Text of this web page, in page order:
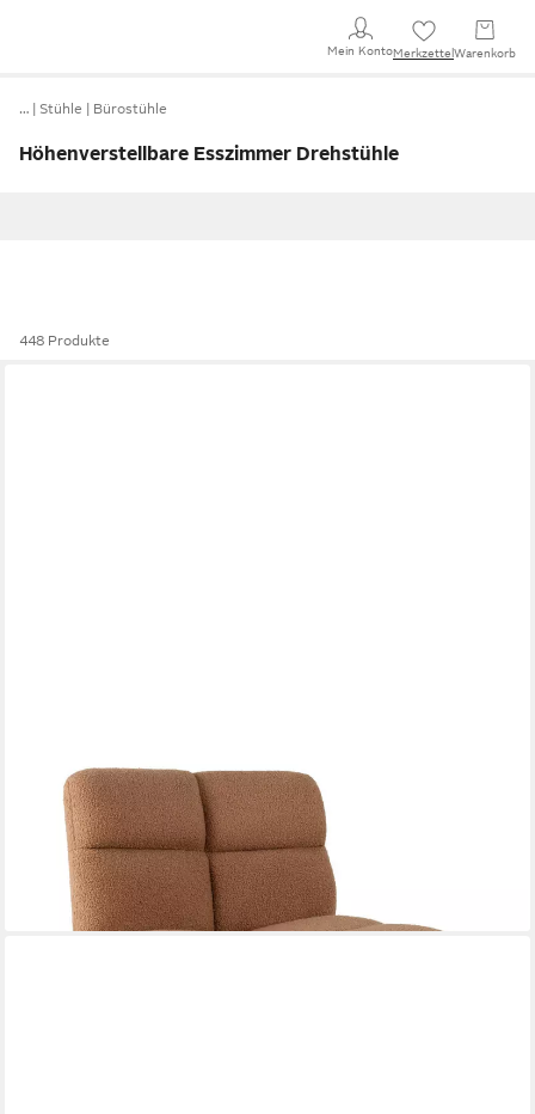
Mein KontoMerkzettel Warenkorb
… Stühle Bürostühle
Höhenverstellbare Esszimmer Drehstühle
448 Produkte
Bürostuhl, ohne Armlehnen, höhenverstellbarer Drehstuhl, 160
105,99 € UVP159,99 €
lieferbar - in 3-4 Werktagen bei dir